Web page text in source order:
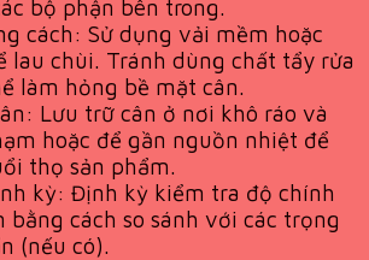
bộ phận bên trong.
cách: Sử dụng vải mềm hoặc
lau chùi. Tránh dùng chất tẩy rửa
làm hỏng bề mặt cân.
Lưu trữ cân ở nơi khô ráo và
hoặc để gần nguồn nhiệt để
thọ sản phẩm.
kỳ: Định kỳ kiểm tra độ chính
bằng cách so sánh với các trọng
(nếu có).